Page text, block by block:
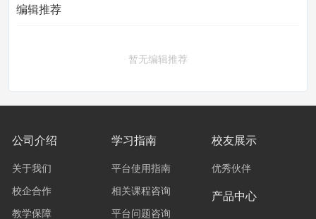
编辑推荐
暂无编辑推荐
公司介绍
关于我们
校企合作
教学保障
学习指南
平台使用指南
相关课程咨询
平台问题咨询
校友展示
优秀伙伴
产品中心